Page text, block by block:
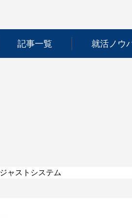
記事一覧 就活ノウ
ジャストシステム